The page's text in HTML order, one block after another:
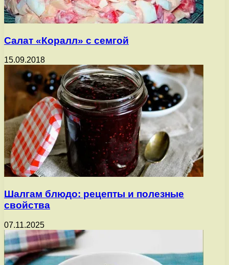
Салат «Коралл» с семгой
15.09.2018
Шалгам блюдо: рецепты и полезные
свойства
07.11.2025